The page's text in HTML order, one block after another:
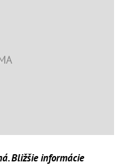
Bližšie informácie